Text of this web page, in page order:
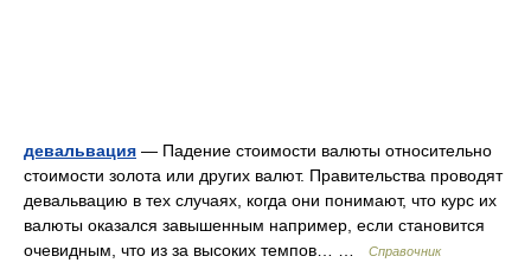
девальвация — Падение стоимости валюты относительно
стоимости золота или других валют. Правительства проводят
девальвацию в тех случаях, когда они понимают, что курс их
валюты оказался завышенным например, если становится
очевидным, что из за высоких темпов… …
Справочник